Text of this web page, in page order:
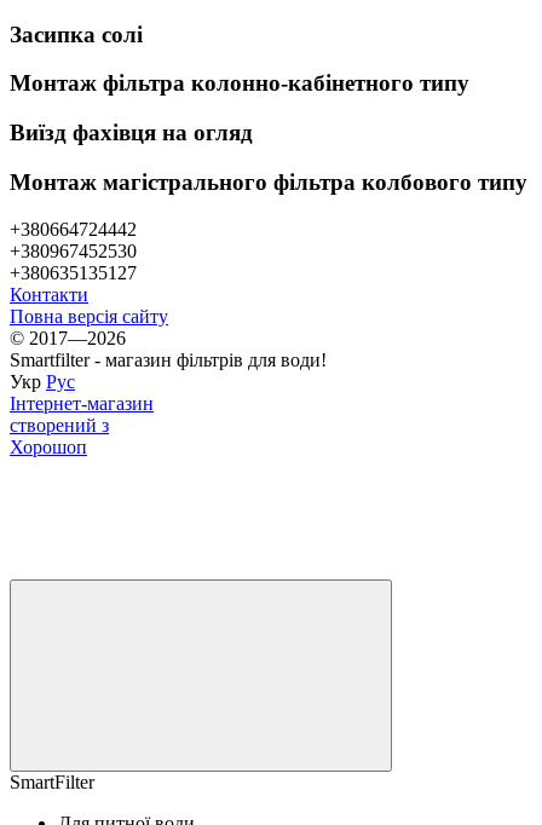
Засипка солі
Монтаж фільтра колонно-кабінетного типу
Виїзд фахівця на огляд
Монтаж магістрального фільтра колбового типу
+380664724442
+380967452530
+380635135127
Контакти
Повна версія сайту
© 2017—2026
Smartfilter - магазин фільтрів для води!
Укр Рус
Інтернет-магазин
створений з
Хорошоп
SmartFilter